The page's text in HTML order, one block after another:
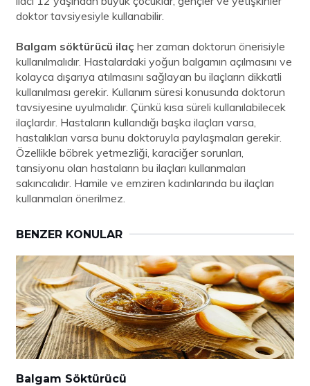
doktor tavsiyesiyle kullanabilir.
Balgam söktürücü ilaç her zaman doktorun önerisiyle
kullanılmalıdır. Hastalardaki yoğun balgamın açılmasını ve
kolayca dışarıya atılmasını sağlayan bu ilaçların dikkatli
kullanılması gerekir. Kullanım süresi konusunda doktorun
tavsiyesine uyulmalıdır. Çünkü kısa süreli kullanılabilecek
ilaçlardır. Hastaların kullandığı başka ilaçları varsa,
hastalıkları varsa bunu doktoruyla paylaşmaları gerekir.
Özellikle böbrek yetmezliği, karaciğer sorunları,
tansiyonu olan hastaların bu ilaçları kullanmaları
sakıncalıdır. Hamile ve emziren kadınlarında bu ilaçları
kullanmaları önerilmez.
BENZER KONULAR
Balgam Söktürücü